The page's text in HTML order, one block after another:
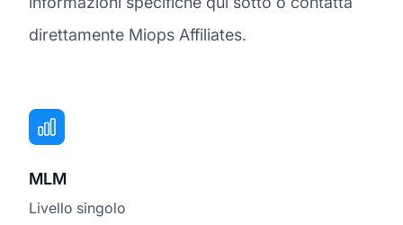
direttamente Miops Affiliates.
MLM
Livello singolo